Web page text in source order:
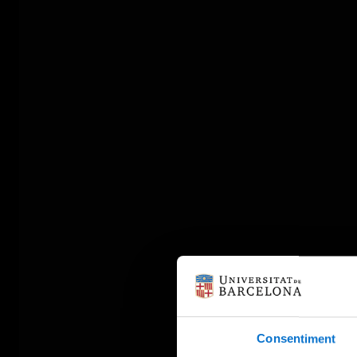
Consentiment